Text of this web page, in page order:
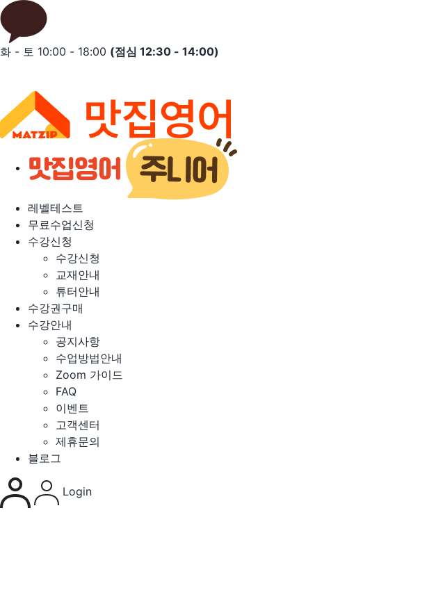
Skip
to
content
화 - 토 10:00 - 18:00 (점심 12:30 - 14:00)
레벨테스트
무료수업신청
수강신청
수강신청
교재안내
튜터안내
수강권구매
수강안내
공지사항
수업방법안내
Zoom 가이드
FAQ
이벤트
고객센터
제휴문의
블로그
Login